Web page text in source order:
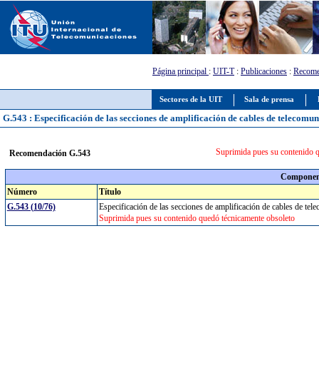
Sectores de la UIT Sala de prensa
Página principal : UIT-T: Publicaciones :
G.543 : Especificación de las secciones de amplificación de cables de
Recomendación G.543 Suprimida pues su contenido
Número
Título
G.543 (10/76)
Especificación de las secciones de amplificación de cables de
Suprimida pues su contenido quedó técnicamente obsoleto